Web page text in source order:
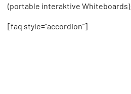
(portable interaktive Whiteboards).
[faq style=”accordion”]